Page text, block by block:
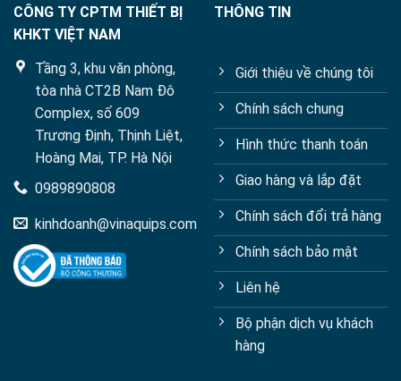
CÔNG TY CPTM THIẾT BỊ
KHKT VIỆT NAM
Tầng 3, khu văn phòng,
tòa nhà CT2B Nam Đô
Complex, số 609
Trương Định, Thịnh Liệt,
Hoàng Mai, TP. Hà Nội
0989890808
kinhdoanh@vinaquips.com
THÔNG TIN
Giới thiệu về chúng tôi
Chính sách chung
Hình thức thanh toán
Giao hàng và lắp đặt
Chính sách đổi trả hàng
Chính sách bảo mật
Liên hệ
Bộ phận dịch vụ khách
hàng